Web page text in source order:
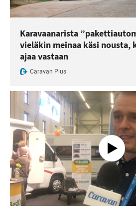
Karavaanarista
vieläkin meinaa käsi nousta,
ajaa vastaan
Caravan Plus